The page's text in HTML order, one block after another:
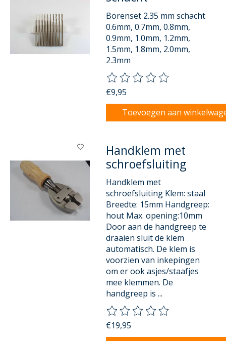
Borenset 2.35 mm schacht
0.6mm, 0.7mm, 0.8mm,
0.9mm, 1.0mm, 1.2mm,
1.5mm, 1.8mm, 2.0mm,
2.3mm
De beoordeling van dit
€9,95
Toevoegen aan
Handklem met
schroefsluiting
Handklem met
schroefsluiting Klem: staal
Breedte: 15mm Handgreep:
hout Max. opening:10mm
Door aan de handgreep te
draaien sluit de klem
automatisch. De klem is
voorzien van inkepingen
om er ook asjes/staafjes
mee klemmen. De
handgreep is ...
De beoordeling van dit
€19,95